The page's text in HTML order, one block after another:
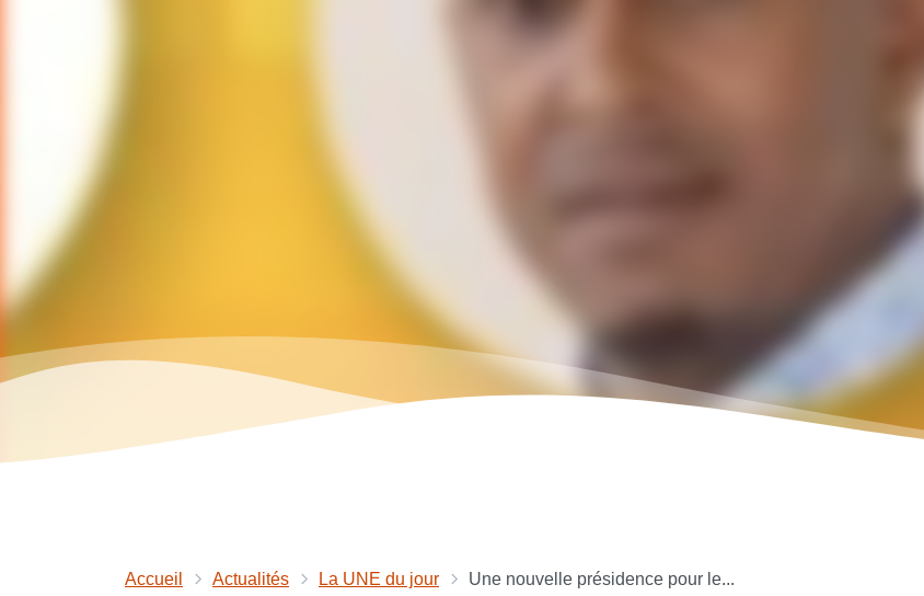
Accueil Actualités La UNE du jour Une nouvelle présidence pour le...